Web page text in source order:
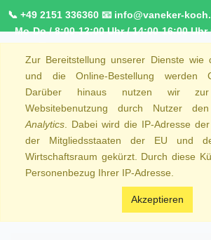
📞 +49 2151 336360 📧 info@vaneker-
Mo-Do / 8:00-12:00 Uhr / 14:00-16:00
NRW 🚛 Kostenfreie Lieferung ab
Zur Bereitstellung unserer Dienste wie
und die Online-Bestellung werden
Darüber hinaus nutzen wir
Websitebenutzung durch Nutzer
Analytics . Dabei wird die IP-Adresse
der Mitgliedsstaaten der EU und
Wirtschaftsraum gekürzt. Durch diese
Personenbezug Ihrer IP-Adresse.
Akzeptieren